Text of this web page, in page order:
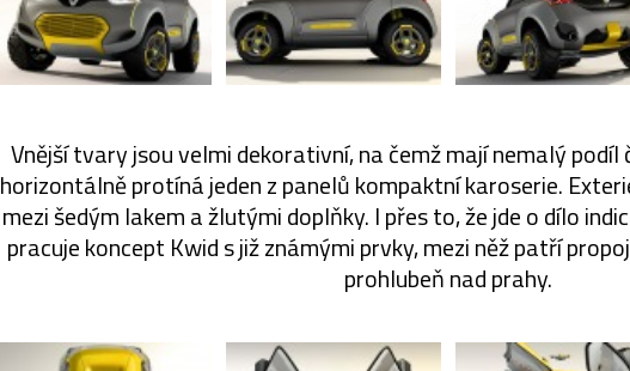
Vnější tvary jsou velmi dekorativní, na čemž mají nemalý
horizontálně protíná jeden z panelů kompaktní karoserie.
mezi šedým lakem a žlutými doplňky. I přes to, že jde o dílo
pracuje koncept Kwid s již známými prvky, mezi něž patří
prohlubeň nad prahy.